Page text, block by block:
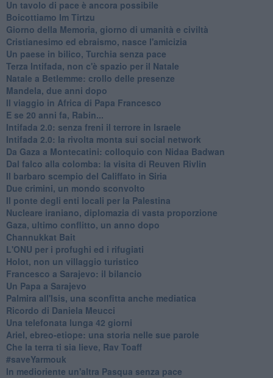
Un tavolo di pace è ancora possibile
Boicottiamo Im Tirtzu
Giorno della Memoria, giorno di umanità e civiltà
Cristianesimo ed ebraismo, nasce l'amicizia
Un paese in bilico, Turchia senza pace
Terza Intifada, non c'è spazio per il Natale
Natale a Betlemme: crollo delle presenze
Mandela, due anni dopo
Il viaggio in Africa di Papa Francesco
E se 20 anni fa, Rabin...
Intifada 2.0: senza freni il terrore in Israele
Intifada 2.0: la rivolta monta sui social network
Da Gaza a Montecatini: colloquio con Nidaa Badwan
Dal falco alla colomba: la visita di Reuven Rivlin
Il barbaro scempio del Califfato in Siria
Due crimini, un mondo sconvolto
Il ponte degli enti locali per la Palestina
Nucleare iraniano, diplomazia di vasta proporzione
Gaza, ultimo conflitto, un anno dopo
Channukkat Bait
L'ONU per i profughi ed i rifugiati
Holot, non un villaggio turistico
Francesco a Sarajevo: il bilancio
Un Papa a Sarajevo
Palmira all'Isis, una sconfitta anche mediatica
Ricordo di Daniela Meucci
​Una telefonata lunga 42 giorni
​Ariel, ebreo-etiope: una storia nelle sue parole
Che la terra ti sia lieve, Rav Toaff
​#saveYarmouk
​In medioriente un'altra Pasqua senza pace